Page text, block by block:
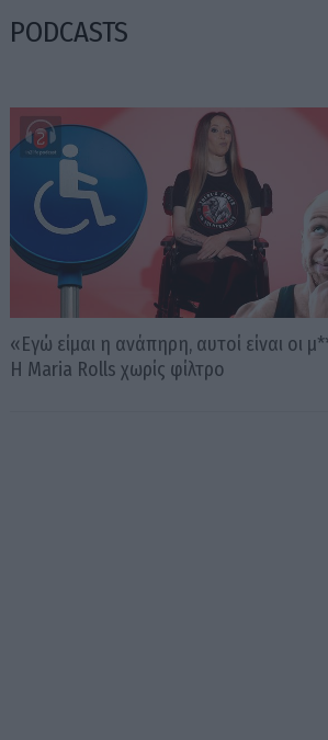
PODCASTS
«Εγώ είμαι η ανάπηρη, αυτοί είναι οι
Η Maria Rolls χωρίς φίλτρο